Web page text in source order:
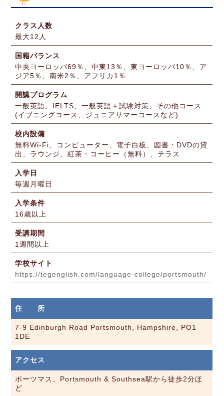
クラス人数
最大12人
国籍バランス
中央ヨーロッパ69％、中東13％、東ヨーロッパ10％、ア
ジア5％、南米2％、アフリカ1％
開講プログラム
一般英語、IELTS、一般英語＋試験対策、その他コース
(イブニングコース、ジュニアサマーコースなど)
校内設備
無料Wi-Fi、コンピューター、電子白板、図書・DVDの貸
出、ラウンジ、紅茶・コーヒー（無料）、テラス
入学日
毎週月曜日
入学条件
16歳以上
受講期間
1週間以上
学校サイト
https://tegenglish.com/language-college/portsmouth/
住 所
7-9 Edinburgh Road Portsmouth, Hampshire, PO1
1DE
アクセス
ポーツマス、Portsmouth & Southsea駅から徒歩2分ほ
ど